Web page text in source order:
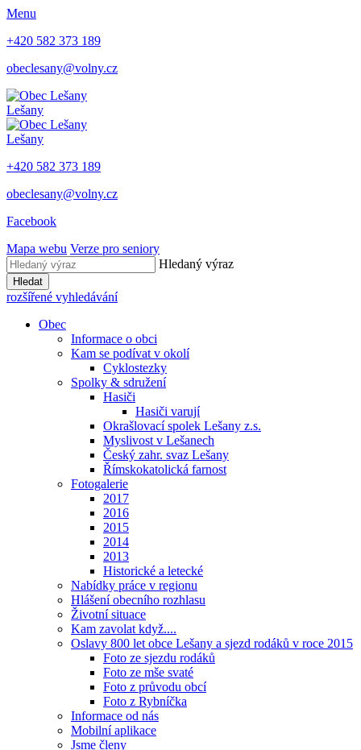
Menu
+420 582 373 189
obeclesany@volny.cz
Lešany
Lešany
+420 582 373 189
obeclesany@volny.cz
Facebook
Mapa webu Verze pro seniory
Hledaný výraz
Hledat
rozšířené vyhledávání
Obec
Informace o obci
Kam se podívat v okolí
Cyklostezky
Spolky & sdružení
Hasiči
Hasiči varují
Okrašlovací spolek Lešany z.s.
Myslivost v Lešanech
Český zahr. svaz Lešany
Římskokatolická farnost
Fotogalerie
2017
2016
2015
2014
2013
Historické a letecké
Nabídky práce v regionu
Hlášení obecního rozhlasu
Životní situace
Kam zavolat když....
Oslavy 800 let obce Lešany a sjezd rodáků v roce 2015
Foto ze sjezdu rodáků
Foto ze mše svaté
Foto z průvodu obcí
Foto z Rybníčka
Informace od nás
Mobilní aplikace
Jsme členy